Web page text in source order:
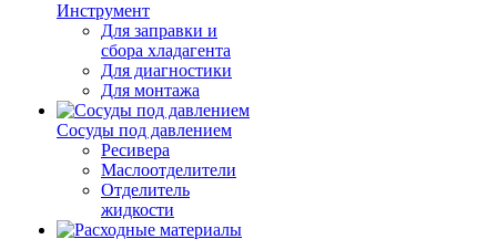
Инструмент
Для заправки и
сбора хладагента
Для диагностики
Для монтажа
Сосуды под давлением
Ресивера
Маслоотделители
Отделитель
жидкости